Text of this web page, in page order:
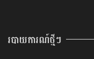
របាយការណ៍ថ្មីៗ